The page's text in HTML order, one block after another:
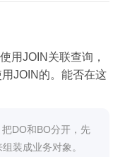
用JOIN关联查询，
JOIN的。能否在这
DO和BO分开，先
装成业务对象。